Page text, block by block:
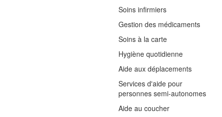
Soins infirmiers
Gestion des médicaments
Soins à la carte
Hygiène quotidienne
Aide aux déplacements
Services d'aide pour
personnes semi-autonomes
Aide au coucher